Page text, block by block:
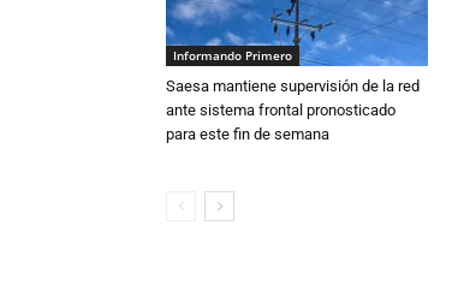
Informando Primero
Saesa mantiene supervisión de la red
ante sistema frontal pronosticado
para este fin de semana